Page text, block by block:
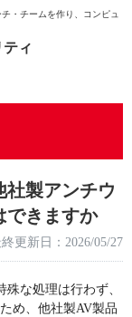
・チームを作り、 コンピュ
ィ
社製アンチウ
できますか
更新日：2026/05/27
な処理は行わず、
め、他社製AV製品